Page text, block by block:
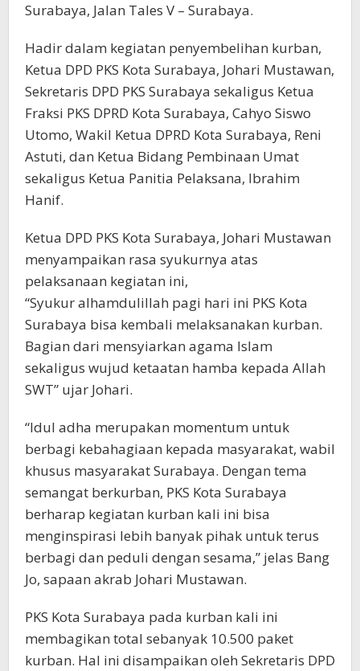
Surabaya, Jalan Tales V – Surabaya.
Hadir dalam kegiatan penyembelihan kurban,
Ketua DPD PKS Kota Surabaya, Johari Mustawan,
Sekretaris DPD PKS Surabaya sekaligus Ketua
Fraksi PKS DPRD Kota Surabaya, Cahyo Siswo
Utomo, Wakil Ketua DPRD Kota Surabaya, Reni
Astuti, dan Ketua Bidang Pembinaan Umat
sekaligus Ketua Panitia Pelaksana, Ibrahim
Hanif.
Ketua DPD PKS Kota Surabaya, Johari Mustawan
menyampaikan rasa syukurnya atas
pelaksanaan kegiatan ini,
“Syukur alhamdulillah pagi hari ini PKS Kota
Surabaya bisa kembali melaksanakan kurban.
Bagian dari mensyiarkan agama Islam
sekaligus wujud ketaatan hamba kepada Allah
SWT” ujar Johari.
“Idul adha merupakan momentum untuk
berbagi kebahagiaan kepada masyarakat, wabil
khusus masyarakat Surabaya. Dengan tema
semangat berkurban, PKS Kota Surabaya
berharap kegiatan kurban kali ini bisa
menginspirasi lebih banyak pihak untuk terus
berbagi dan peduli dengan sesama,” jelas Bang
Jo, sapaan akrab Johari Mustawan.
PKS Kota Surabaya pada kurban kali ini
membagikan total sebanyak 10.500 paket
kurban. Hal ini disampaikan oleh Sekretaris DPD